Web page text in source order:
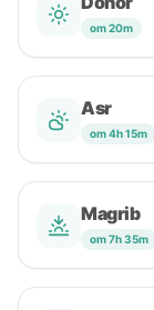
om 20m
Asr
om 4h 15m
Magrib
om 7h 35m